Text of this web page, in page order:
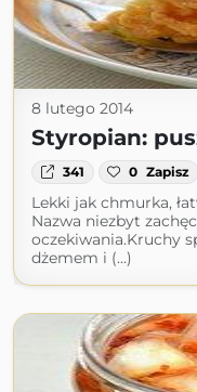
8 lutego 2014
Styropian:
341 0 Zapisz
Lekki jak chmurka,
Nazwa niezbyt
oczekiwania.Kruchy
dżemem i (...)